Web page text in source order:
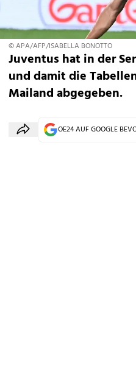
© APA/AFP/ISABELLA BONOTTO
Juventus hat in der
und damit die
Mailand abgegeben.
OE24 AUF GOOGLE